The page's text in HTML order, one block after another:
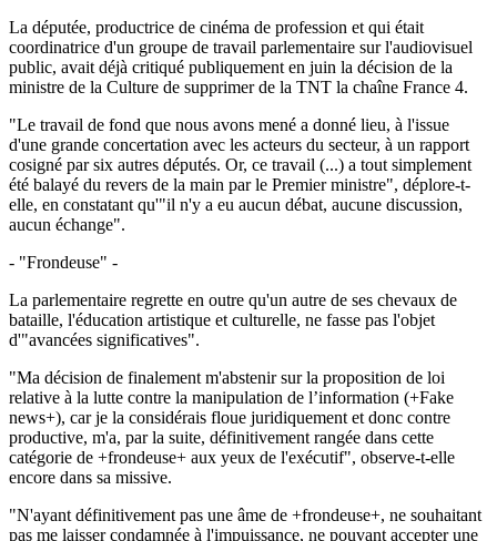
La députée, productrice de cinéma de profession et qui était
coordinatrice d'un groupe de travail parlementaire sur l'audiovisuel
public, avait déjà critiqué publiquement en juin la décision de la
ministre de la Culture de supprimer de la TNT la chaîne France 4.
"Le travail de fond que nous avons mené a donné lieu, à l'issue
d'une grande concertation avec les acteurs du secteur, à un rapport
cosigné par six autres députés. Or, ce travail (...) a tout simplement
été balayé du revers de la main par le Premier ministre", déplore-t-
elle, en constatant qu'"il n'y a eu aucun débat, aucune discussion,
aucun échange".
- "Frondeuse" -
La parlementaire regrette en outre qu'un autre de ses chevaux de
bataille, l'éducation artistique et culturelle, ne fasse pas l'objet
d'"avancées significatives".
"Ma décision de finalement m'abstenir sur la proposition de loi
relative à la lutte contre la manipulation de l’information (+Fake
news+), car je la considérais floue juridiquement et donc contre
productive, m'a, par la suite, définitivement rangée dans cette
catégorie de +frondeuse+ aux yeux de l'exécutif", observe-t-elle
encore dans sa missive.
"N'ayant définitivement pas une âme de +frondeuse+, ne souhaitant
pas me laisser condamnée à l'impuissance, ne pouvant accepter une